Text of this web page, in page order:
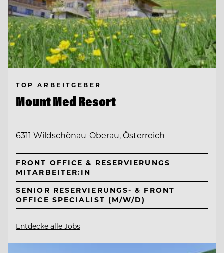
TOP ARBEITGEBER
Mount Med Resort
6311 Wildschönau-Oberau, Österreich
FRONT OFFICE & RESERVIERUNGS
MITARBEITER:IN
SENIOR RESERVIERUNGS- & FRONT
OFFICE SPECIALIST (M/W/D)
Entdecke alle Jobs